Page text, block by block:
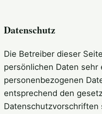
Datenschutz
Die Betreiber dieser
persönlichen Daten sehr
personenbezogenen
entsprechend den
Datenschutzvorschriften